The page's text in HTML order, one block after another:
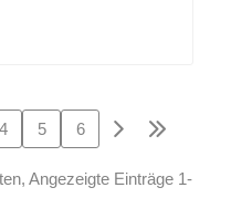
4 5 6
Angezeigte Einträge 1-